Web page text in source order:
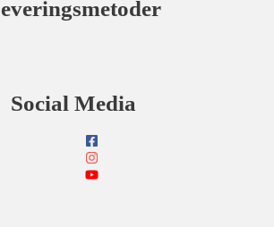
Social Media